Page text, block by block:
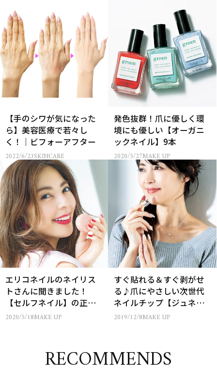
【手のシワが気になった
ら】美容医療で若々し
く！｜ビフォーアフター
2022/6/23SKINCARE
発色抜群！爪に優しく環
境にも優しい【オーガニ
ックネイル】9本
2020/5/27MAKE UP
エリコネイルのネイリス
トさんに聞きました！
【セルフネイル】の正し
いケア法＆正しい塗り方
2020/5/18MAKE UP
すぐ貼れる＆すぐ剥がせ
る♪爪にやさしい次世代
ネイルチップ【ジュネ
ル】がおしゃれでかわい
2019/12/8MAKE UP
RECOMMENDS